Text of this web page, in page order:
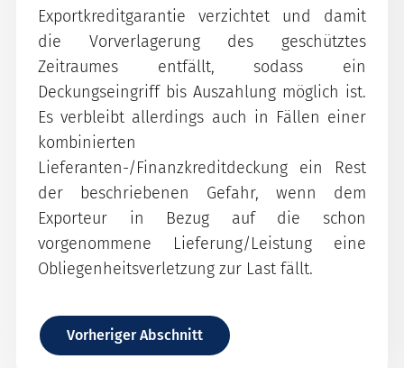
Exportkreditgarantie verzichtet und damit
die Vorverlagerung des geschütztes
Zeitraumes entfällt, sodass ein
Deckungseingriff bis Auszahlung möglich ist.
Es verbleibt allerdings auch in Fällen einer
kombinierten
Lieferanten-/Finanzkreditdeckung ein Rest
der beschriebenen Gefahr, wenn dem
Exporteur in Bezug auf die schon
vorgenommene Lieferung/Leistung eine
Obliegenheitsverletzung zur Last fällt.
Vorheriger Abschnitt